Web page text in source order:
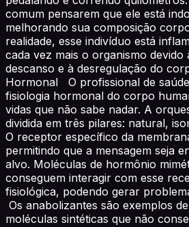
comum pensarem que ele está
melhorando sua composição
realidade, esse indivíduo está
cada vez mais o organismo devido
descanso e à desregulação do
Hormonal O profissional de
fisiologia hormonal do corpo
vidas que não sabe nadar. A
dividida em três pilares: natural,
O receptor específico da
permitindo que a mensagem seja
alvo. Moléculas de hormônio
conseguem interagir com esse
fisiológica, podendo gerar
Os anabolizantes são exemplos
moléculas sintéticas que não